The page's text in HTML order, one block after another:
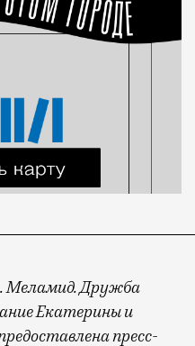
Меламид. Дружба
Екатерины и
пресс-